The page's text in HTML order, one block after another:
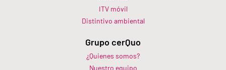
ITV móvil
Distintivo ambiental
Grupo cerQuo
¿Quienes somos?
Nuestro equipo